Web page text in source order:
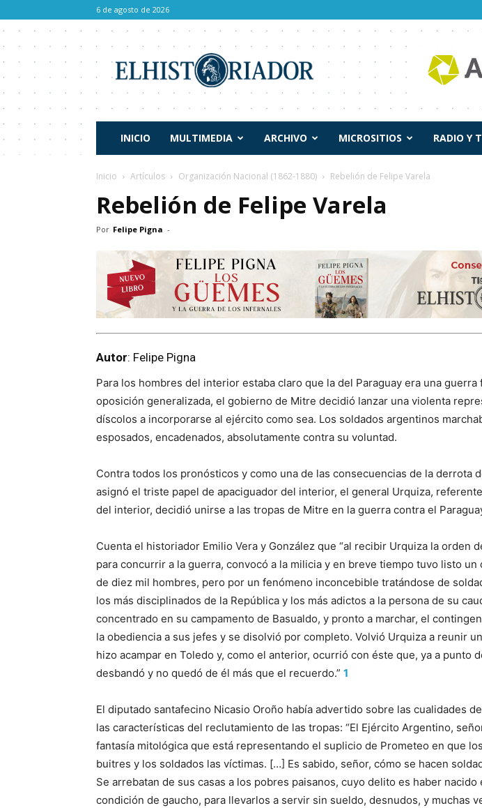
6 de agosto de 2026
Historiador
INICIO MULTIMEDIA ARCHIVO MICROSITIOS RADIO Y
Inicio Artículos Organización Nacional (1862-1880) Rebelión de Felipe Varela
Rebelión de Felipe Varela
Por Felipe Pigna -
Autor: Felipe Pigna
Para los hombres del interior estaba claro que la del Paraguay era una guerra
oposición generalizada, el gobierno de Mitre decidió lanzar una violenta
díscolos a incorporarse al ejército como sea. Los soldados argentinos
esposados, encadenados, absolutamente contra su voluntad.
Contra todos los pronósticos y como una de las consecuencias de la derrota
asignó el triste papel de apaciguador del interior, el general Urquiza,
del interior, decidió unirse a las tropas de Mitre en la guerra contra el
Cuenta el historiador Emilio Vera y González que “al recibir Urquiza la orden
para concurrir a la guerra, convocó a la milicia y en breve tiempo tuvo listo
de diez mil hombres, pero por un fenómeno inconcebible tratándose de
los más disciplinados de la República y los más adictos a la persona de su
concentrado en su campamento de Basualdo, y pronto a marchar, el
la obediencia a sus jefes y se disolvió por completo. Volvió Urquiza a reunir
hizo acampar en Toledo y, como el anterior, ocurrió con éste que, ya a punto
desbandó y no quedó de él más que el recuerdo.” 1
El diputado santafecino Nicasio Oroño había advertido sobre las cualidades
las características del reclutamiento de las tropas: “El Ejército Argentino,
fantasía mitológica que está representando el suplicio de Prometeo en que
buitres y los soldados las víctimas. […] Es sabido, señor, cómo se hacen
Se arrebatan de sus casas a los pobres paisanos, cuyo delito es haber nacido
condición de gaucho, para llevarlos a servir sin sueldo, desnudos, y muchas